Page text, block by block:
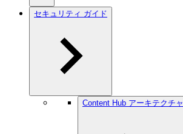
セキュリティ ガイド
Content Hub アーキテクチャ